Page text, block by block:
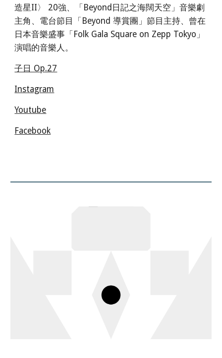
造星II〉 20強、「Beyond日記之海闊天空」音樂劇
主角、電台節目「Beyond 導賞團」節目主持、曾在
日本音樂盛事「Folk Gala Square on Zepp Tokyo」
演唱的音樂人。
子日 Op.27
Instagram
Youtube
Facebook